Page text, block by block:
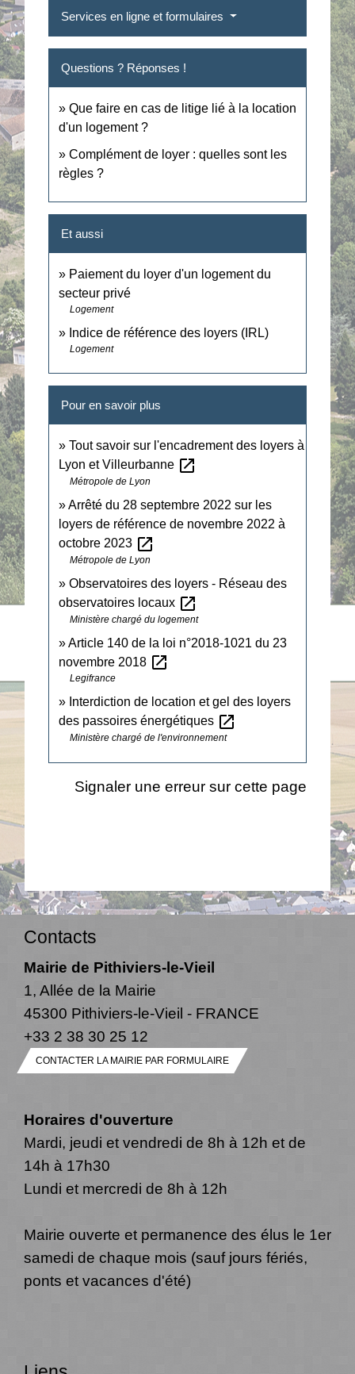
Services en ligne et formulaires
Questions ? Réponses !
Que faire en cas de litige lié à la location
d'un logement ?
Complément de loyer : quelles sont les
règles ?
Et aussi
Paiement du loyer d'un logement du
secteur privé
Logement
Indice de référence des loyers (IRL)
Logement
Pour en savoir plus
Tout savoir sur l'encadrement des loyers à
Lyon et Villeurbanne open_in_new
Métropole de Lyon
Arrêté du 28 septembre 2022 sur les
loyers de référence de novembre 2022 à
octobre 2023 open_in_new
Métropole de Lyon
Observatoires des loyers - Réseau des
observatoires locaux open_in_new
Ministère chargé du logement
Article 140 de la loi n°2018-1021 du 23
novembre 2018 open_in_new
Legifrance
Interdiction de location et gel des loyers
des passoires énergétiques open_in_new
Ministère chargé de l'environnement
Signaler une erreur sur cette page
Contacts
Mairie de Pithiviers-le-Vieil
1, Allée de la Mairie
45300 Pithiviers-le-Vieil - FRANCE
+33 2 38 30 25 12
CONTACTER LA MAIRIE PAR FORMULAIRE
Horaires d'ouverture
Mardi, jeudi et vendredi de 8h à 12h et de
14h à 17h30
Lundi et mercredi de 8h à 12h
Mairie ouverte et permanence des élus le 1er
samedi de chaque mois (sauf jours fériés,
ponts et vacances d'été)